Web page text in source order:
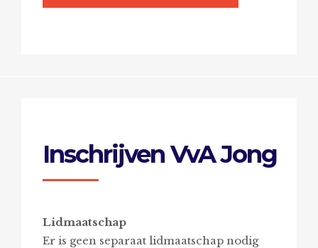
Inschrijven VvA Jong
Lidmaatschap
Er is geen separaat lidmaatschap nodig